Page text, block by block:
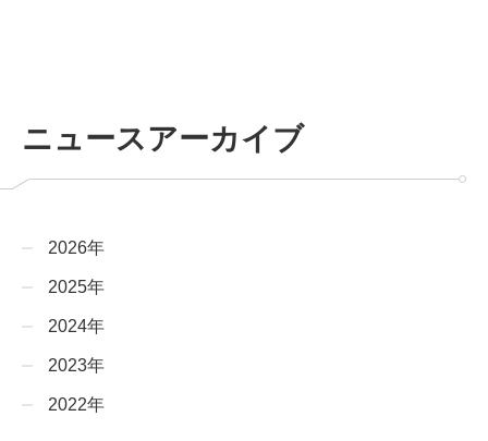
ニュースアーカイブ
2026年
2025年
2024年
2023年
2022年